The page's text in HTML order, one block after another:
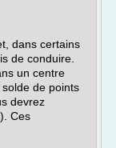
dans certains
de conduire.
un centre
de points
devrez
Ces